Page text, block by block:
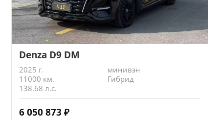
Denza D9 DM
2025 г.
минивэн
11000 км.
Гибрид
138.68 л.с.
6 050 873 ₽